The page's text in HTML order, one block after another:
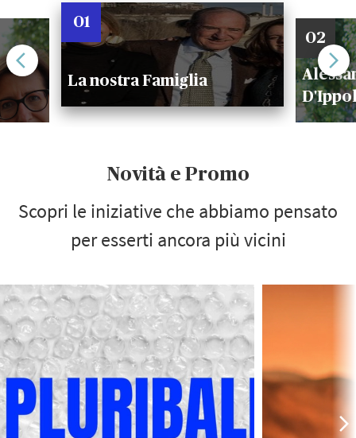
La nostra Famiglia
01
02
Novità e Promo
Scopri le iniziative che abbiamo pensato
per esserti ancora più vicini